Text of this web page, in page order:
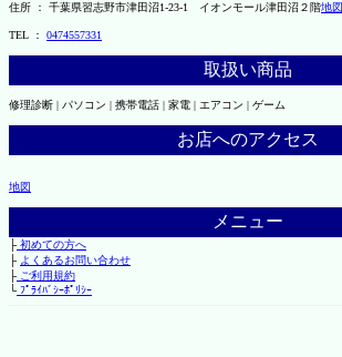
住所 ： 千葉県習志野市津田沼1-23-1 イオンモール津田沼２階地図
TEL ： 0474557331
取扱い商品
修理診断 | パソコン | 携帯電話 | 家電 | エアコン | ゲーム
お店へのアクセス
地図
メニュー
├初めての方へ
├ よくあるお問い合わせ
├ご利用規約
└ﾌﾟﾗｲﾊﾞｼｰﾎﾟﾘｼｰ